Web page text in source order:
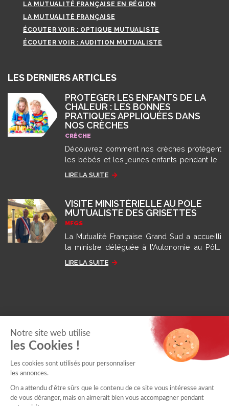
Notre site web utilise
les Cookies !
Les cookies sont utilisés pour personnaliser
les annonces.
On a attendu d'être sûrs que le contenu de ce site vous intéresse avant
de vous déranger, mais on aimerait bien vous accompagner pendant
LA MUTUALITÉ FRANÇAISE EN RÉGION
LA MUTUALITÉ FRANÇAISE
ÉCOUTER VOIR : OPTIQUE MUTUALISTE
ÉCOUTER VOIR : AUDITION MUTUALISTE
LES DERNIERS ARTICLES
PROTÉGER LES ENFANTS DE LA
CHALEUR : LES BONNES
PRATIQUES APPLIQUÉES DANS
NOS CRÈCHES
CRÈCHE
Découvrez comment nos crèches protègent
les bébés et les jeunes enfants pendant les
grâce aux recommandations des autorités
LIRE LA SUITE
VISITE MINISTÉRIELLE AU PÔLE
MUTUALISTE DES GRISETTES
MFGS
La Mutualité Française Grand Sud a accueilli
la ministre déléguée à l'Autonomie au Pôle
d'accompagnement.
LIRE LA SUITE